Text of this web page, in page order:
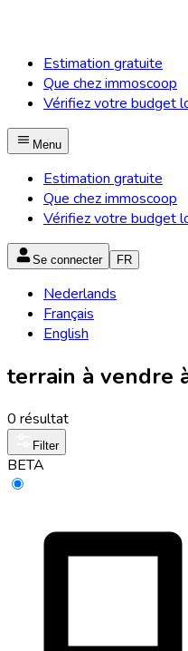
Estimation gratuite
Que chez immoscoop
Vérifiez votre budget
Menu
Estimation gratuite
Que chez immoscoop
Vérifiez votre budget
Se connecter FR
Nederlands
Français
English
terrain à vendre
0 résultat
Filter
BETA